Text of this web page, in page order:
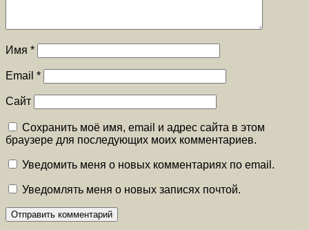
Имя *
Email *
Сайт
Сохранить моё имя, email и адрес сайта в этом
браузере для последующих моих комментариев.
Уведомить меня о новых комментариях по email.
Уведомлять меня о новых записях почтой.